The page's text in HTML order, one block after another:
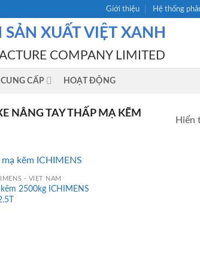
Giới thiệu Hệ thống
XUẤT VIỆT XANH
COMPANY LIMITED
CẤP HOẠT ĐỘNG
NÂNG TAY THẤP MẠ KẼM
Hiển
- VIỆT NAM
2500kg ICHIMENS